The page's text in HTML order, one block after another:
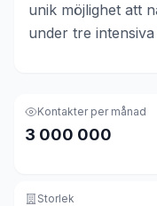
unik möjlighet att
under tre intensiva
Kontakter per månad
3 000 000
Storlek